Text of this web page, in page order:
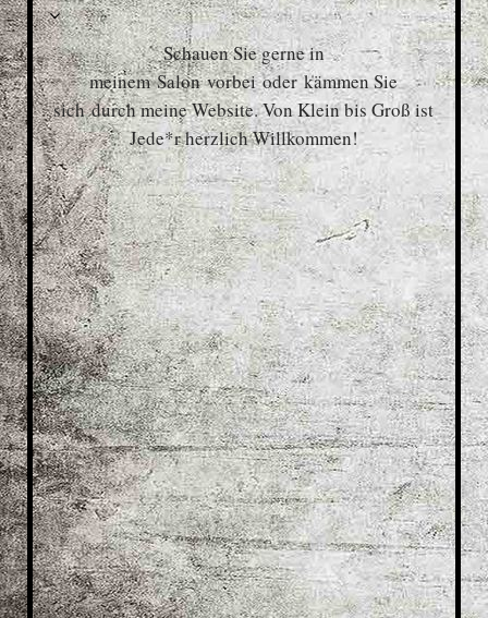
Schauen Sie gerne in
meinemSalon vorbeioder kämmen Sie
sich durch meine Website. Von Klein bis Groß ist
Jede*r herzlich Willkommen!